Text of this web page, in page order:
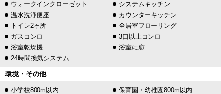
ウォークインクローゼット
システムキッチン
温水洗浄便座
カウンターキッチン
トイレ2ヶ所
全居室フローリング
ガスコンロ
3口以上コンロ
浴室乾燥機
浴室に窓
24時間換気システム
環境・その他
小学校800m以内
保育園・幼稚園800m以内